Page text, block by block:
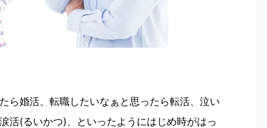
ら婚活、転職したいなぁと思ったら転活、泣い
活(るいかつ)、といったようにはじめ時がはっ